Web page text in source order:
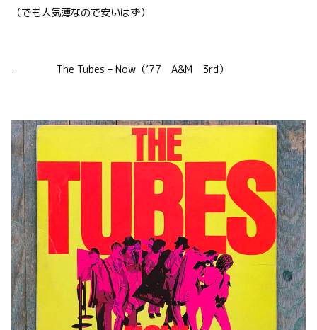
（でも人気薄なので安いはず）
. The Tubes – Now（’77 A&M 3rd）